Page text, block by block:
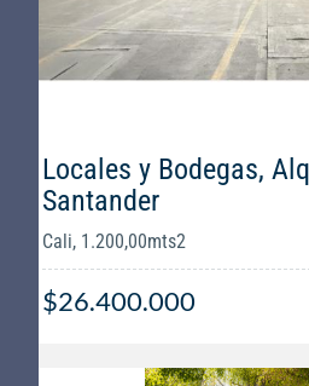
Locales y Bodegas,
Santander
Cali, 1.200,00mts2
$26.400.000